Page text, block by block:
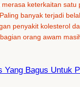
merasa keterkaitan satu
banyak terjadi
penyakit kolesterol
orang awam